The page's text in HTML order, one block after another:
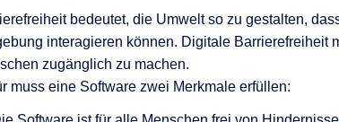
bedeutet, die Umwelt so zu gestalten,
interagieren können. Digitale Barrierefreiheit
zugänglich zu machen.
muss eine Software zwei Merkmale erfüllen: